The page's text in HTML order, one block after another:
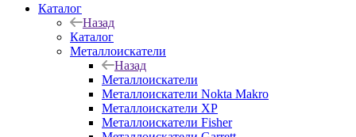
Каталог
Назад
Каталог
Металлоискатели
Назад
Металлоискатели
Металлоискатели Nokta Makro
Металлоискатели XP
Металлоискатели Fisher